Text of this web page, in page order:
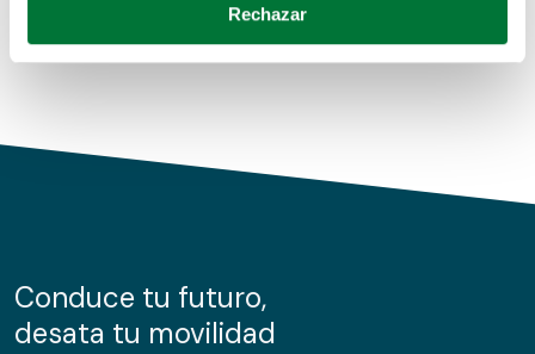
Obtenga más información sobre cómo se procesan sus
de cookies.
información sobre el uso que haga del sitio web con
nuestros partners de redes sociales, publicidad y análisis
Rechazar
Conduce tu futuro,
desata tu movilidad